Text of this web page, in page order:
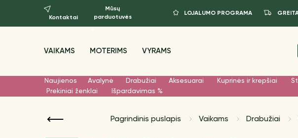
Kontaktai
Mūsų
parduotuvės
LOJALUMO PROGRAMA
VAIKAMS MOTERIMS VYRAMS
Naujienos Avalynė Drabužiai Aksesuarai Kuprinės ir krepšiai
Prekiniai ženklai
Išpardavimas %
Pagrindinis puslapis Vaikams Drabužiai